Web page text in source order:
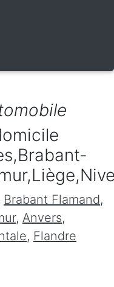
Brabant Flamand,
, Anvers,
, Flandre